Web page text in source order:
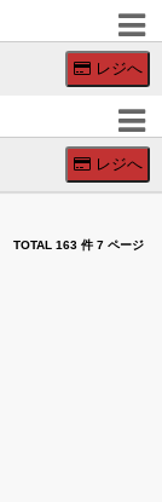
×
レジへ
×
レジへ
TOTAL 163 件 7 ページ